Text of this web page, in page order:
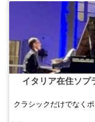
イタリア在住ソプ
クラシックだけでなく